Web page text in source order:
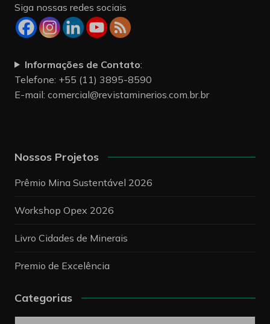
Siga nossas redes sociais
Informações de Contato:
Telefone: +55 (11) 3895-8590
E-mail: comercial@revistaminerios.com.br.br
Nossos Projetos
Prêmio Mina Sustentável 2026
Workshop Opex 2026
Livro Cidades de Minerais
Premio de Excelência
Categorias